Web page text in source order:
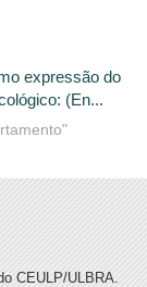
expressão do
(En...
CEULP/ULBRA.